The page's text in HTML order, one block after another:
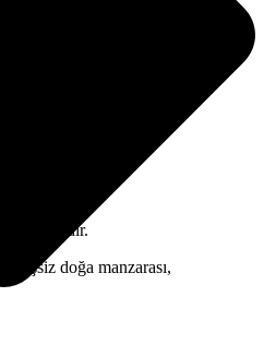
eşsiz doğa manzarası,